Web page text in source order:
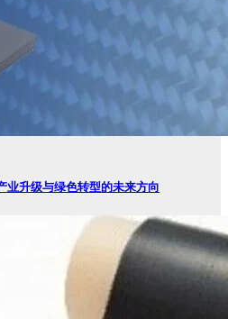
业升级与绿色转型的未来方向